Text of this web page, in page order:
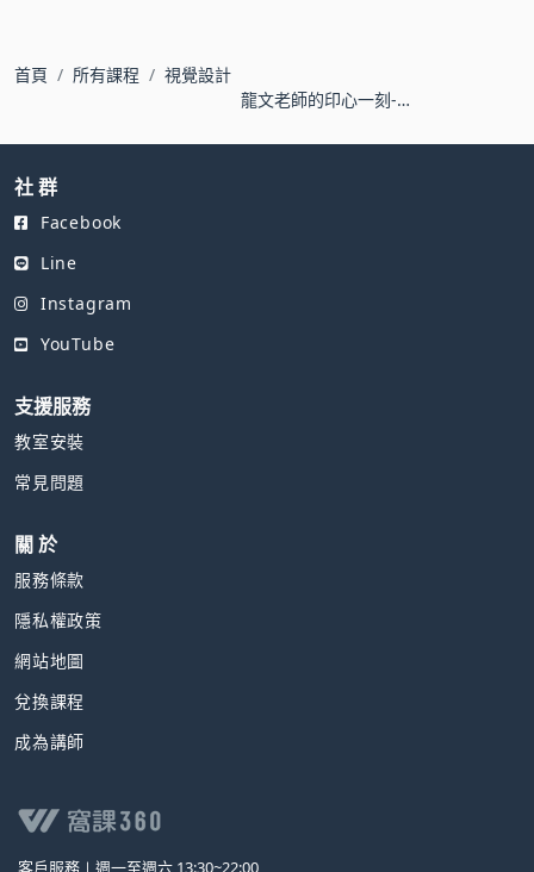
首頁 所有課程
視覺設計
龍文老師的印心一刻-用
社 群
Facebook
Line
Instagram
YouTube
支援服務
教室安裝
常見問題
關 於
服務條款
隱私權政策
網站地圖
兌換課程
成為講師
客戶服務∣ 週一至週六 13:30~22:00